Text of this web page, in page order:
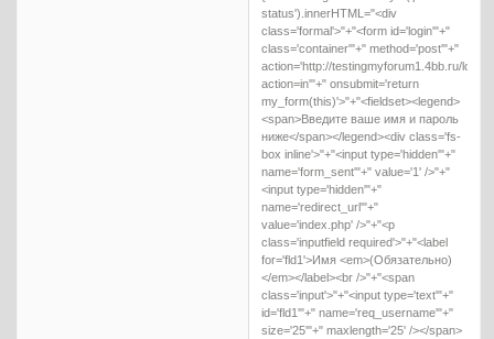
status').innerHTML="<div
class='formal'>"+"<form id='login'"+"
class='container'"+" method='post'"+"
action='http://testingmyforum1.4bb.ru/
action=in'"+" onsubmit='return
my_form(this)'>"+"<fieldset><legend>
<span>Введите ваше имя и пароль
ниже</span></legend><div class='fs-
box inline'>"+"<input type='hidden'"+"
name='form_sent'"+" value='1' />"+"
<input type='hidden'"+"
name='redirect_url'"+"
value='index.php' />"+"<p
class='inputfield required'>"+"<label
for='fld1'>Имя <em>(Обязательно)
</em></label><br />"+"<span
class='input'>"+"<input type='text'"+"
id='fld1'"+" name='req_username'"+"
size='25'"+" maxlength='25' /></span>